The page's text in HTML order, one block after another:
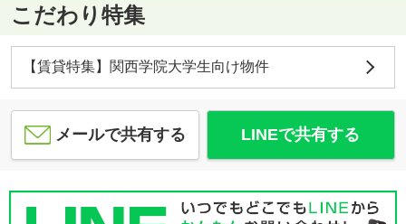
こだわり特集
【賃貸特集】関西学院大学生向け物件
メールで共有する LINEで共有する